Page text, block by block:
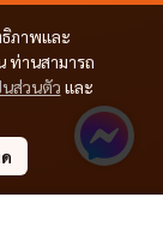
ภาพและ
ท่านสามารถ
ส่วนตัว และ